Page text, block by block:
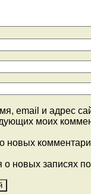
email и адрес
моих
новых
новых записях